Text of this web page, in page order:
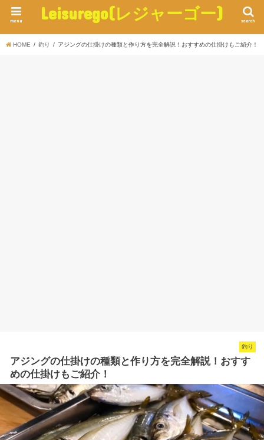
Leisurego(レジャーゴー) search
menu
HOME 釣り アジングの仕掛けの種類と作り方を完全解説！おすすめの仕掛けもご紹介！
釣り
アジングの仕掛けの種類と作り方を完全解説！おすす
めの仕掛けもご紹介！